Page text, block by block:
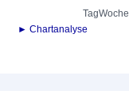
TagWoche
► Chartanalyse